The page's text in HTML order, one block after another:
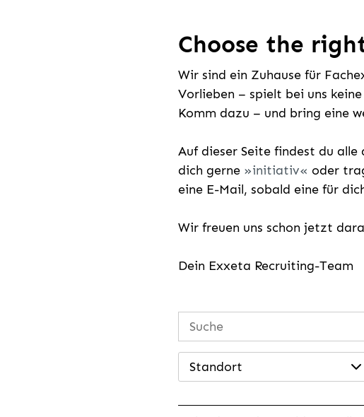
Choose the
Wir sind ein Zuhause für
Vorlieben – spielt bei uns
Komm dazu – und bring eine
Auf dieser Seite findest du
dich gerne
initiativ oder
eine E-Mail, sobald eine für
Wir freuen uns schon jetzt
Dein Exxeta Recruiting-Team
Standort